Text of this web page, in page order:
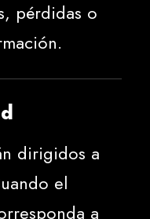
pérdidas o
dirigidos a
el
a